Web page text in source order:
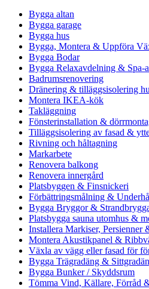
Bygga altan
Bygga garage
Bygga hus
Bygga, Montera & Uppföra
Bygga Bodar
Bygga Relaxavdelning & Spa-
Badrumsrenovering
Dränering & tilläggsisolering
Montera IKEA-kök
Takläggning
Fönsterinstallation &
Tilläggsisolering av fasad &
Rivning och håltagning
Markarbete
Renovera balkong
Renovera innergård
Platsbyggen & Finsnickeri
Förbättringsmålning &
Bygga Bryggor &
Platsbygga sauna utomhus &
Installera Markiser, Persienner
Montera Akustikpanel &
Växla av vägg eller fasad för
Bygga Trägradäng &
Bygga Bunker / Skyddsrum
Tömma Vind, Källare, Förråd